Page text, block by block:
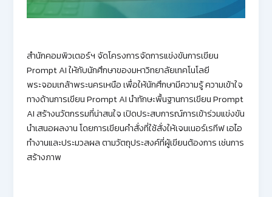
สำนักคอมพิวเตอร์ฯ จัดโครงการจัดการแข่งขันการเขียน
Prompt AI ให้กับนักศึกษาของมหาวิทยาลัยเทคโนโลยี
พระจอมเกล้าพระนครเหนือ เพื่อให้นักศึกษามีความรู้ ความเข้าใจ
ทางด้านการเขียน Prompt AI นำทักษะพื้นฐานการเขียน Prompt
AI สร้างนวัตกรรมที่น่าสนใจ เปิดประสบการณ์การเข้าร่วมแข่งขัน
นำเสนอผลงาน โดยการเขียนคำสั่งที่ใช้สั่งให้เจนเนอร์เรทีฟ เอไอ
ทำงานและประมวลผล ตามวัตถุประสงค์ที่ผู้เขียนต้องการ เช่นการ
สร้างภาพ